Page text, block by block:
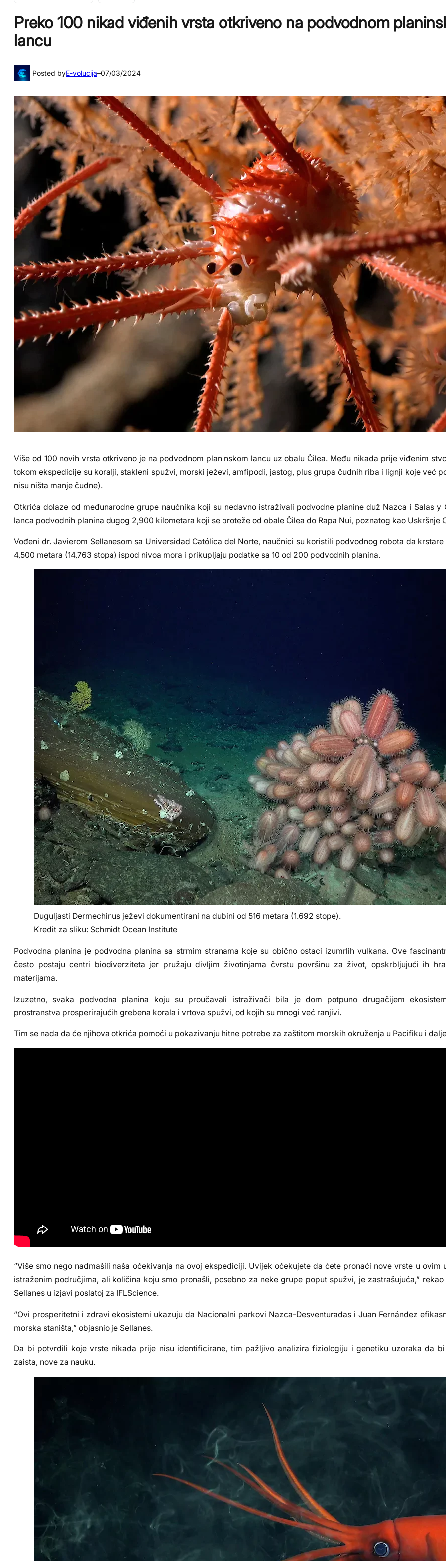
Preko 100 nikad viđenih vrsta otkriveno na podvodnom
lancu
Posted byE-volucija–07/03/2024
Više od 100 novih vrsta otkriveno je na podvodnom planinskom lancu uz obalu Čilea. Među nikada prije viđenim
tokom ekspedicije su koralji, stakleni spužvi, morski ježevi, amfipodi, jastog, plus grupa čudnih riba i lignji koje već
nisu ništa manje čudne).
Otkrića dolaze od međunarodne grupe naučnika koji su nedavno istraživali podvodne planine duž Nazca i Salas y
lanca podvodnih planina dugog 2,900 kilometara koji se proteže od obale Čilea do Rapa Nui, poznatog kao Uskršnje
Vođeni dr. Javierom Sellanesom sa Universidad Católica del Norte, naučnici su koristili podvodnog robota da
4,500 metara (14,763 stopa) ispod nivoa mora i prikupljaju podatke sa 10 od 200 podvodnih planina.
Duguljasti Dermechinus ježevi dokumentirani na dubini od 516 metara (1.692 stope).
Kredit za sliku: Schmidt Ocean Institute
Podvodna planina je podvodna planina sa strmim stranama koje su obično ostaci izumrlih vulkana. Ove
često postaju centri biodiverziteta jer pružaju divljim životinjama čvrstu površinu za život, opskrbljujući ih
materijama.
Izuzetno, svaka podvodna planina koju su proučavali istraživači bila je dom potpuno drugačijem
prostranstva prosperirajućih grebena korala i vrtova spužvi, od kojih su mnogi već ranjivi.
Tim se nada da će njihova otkrića pomoći u pokazivanju hitne potrebe za zaštitom morskih okruženja u Pacifiku i
“Više smo nego nadmašili naša očekivanja na ovoj ekspediciji. Uvijek očekujete da ćete pronaći nove vrste u ovim
istraženim područjima, ali količina koju smo pronašli, posebno za neke grupe poput spužvi, je zastrašujuća,”
Sellanes u izjavi poslatoj za IFLScience.
“Ovi prosperitetni i zdravi ekosistemi ukazuju da Nacionalni parkovi Nazca-Desventuradas i Juan Fernández
morska staništa,” objasnio je Sellanes.
Da bi potvrdili koje vrste nikada prije nisu identificirane, tim pažljivo analizira fiziologiju i genetiku uzoraka da
zaista, nove za nauku.